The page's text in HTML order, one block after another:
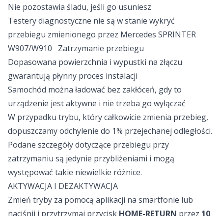
Nie pozostawia śladu, jeśli go usuniesz
Testery diagnostyczne nie są w stanie wykryć
przebiegu zmienionego przez Mercedes SPRINTER
W907/W910
Zatrzymanie przebiegu
Dopasowana powierzchnia i wypustki na złączu
gwarantują płynny proces instalacji
Samochód można ładować bez zakłóceń, gdy to
urządzenie jest aktywne i nie trzeba go wyłączać
W przypadku trybu, który całkowicie zmienia przebieg,
dopuszczamy odchylenie do 1% przejechanej odległości.
Podane szczegóły dotyczące przebiegu przy
zatrzymaniu są jedynie przybliżeniami i mogą
występować takie niewielkie różnice.
AKTYWACJA I DEZAKTYWACJA
Zmień tryby za pomocą aplikacji na smartfonie lub
naciśnij i przytrzymaj przycisk HOME-RETURN przez 10